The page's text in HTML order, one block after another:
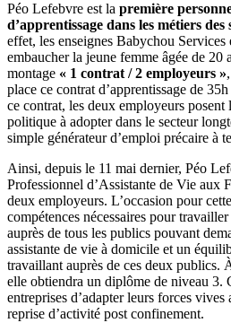
Péo Lefebvre est la première
d’apprentissage dans les métiers
effet, les enseignes Babychou
embaucher la jeune femme âgée de 20
montage « 1 contrat / 2 employeurs »
place ce contrat d’apprentissage de
ce contrat, les deux employeurs posent
politique à adopter dans le secteur
simple générateur d’emploi précaire à
Ainsi, depuis le 11 mai dernier, Péo
Professionnel d’Assistante de Vie aux
deux employeurs. L’occasion pour
compétences nécessaires pour
auprès de tous les publics pouvant
assistante de vie à domicile et un
travaillant auprès de ces deux publics.
elle obtiendra un diplôme de niveau 3.
entreprises d’adapter leurs forces
reprise d’activité post confinement.